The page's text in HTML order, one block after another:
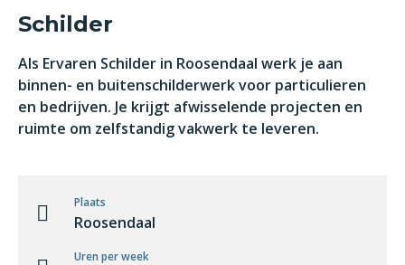
Schilder
Als Ervaren Schilder in Roosendaal werk je aan
binnen- en buitenschilderwerk voor particulieren
en bedrijven. Je krijgt afwisselende projecten en
ruimte om zelfstandig vakwerk te leveren.
Plaats
Roosendaal
Uren per week